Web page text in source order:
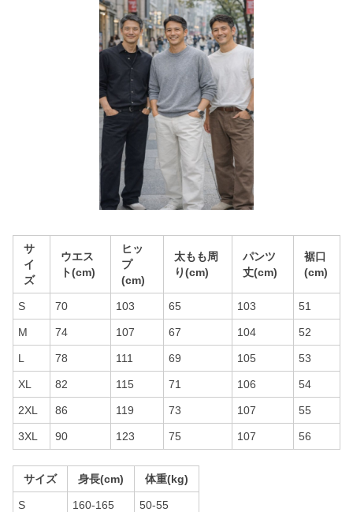
サ
イ
ズ
ウエス
ト(cm)
ヒッ
プ
(cm)
太もも周
り(cm)
パンツ
丈(cm)
裾口
(cm)
S 70 103 65 103 51
M 74 107 67 104 52
L 78 111 69 105 53
XL 82 115 71 106 54
2XL 86 119 73 107 55
3XL 90 123 75 107 56
サイズ 身長(cm) 体重(kg)
S 160-165 50-55